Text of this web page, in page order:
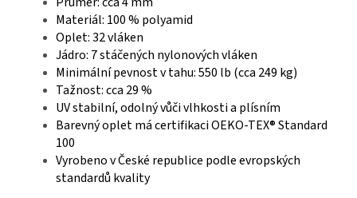
Materiál: 100 % polyamid
Oplet: 32 vláken
Jádro: 7 stáčených nylonových vláken
Minimální pevnost v tahu: 550 lb (cca 249 kg)
Tažnost: cca 29 %
UV stabilní, odolný vůči vlhkosti a plísním
Barevný oplet má certifikaci OEKO-TEX® Standard
100
Vyrobeno v České republice podle evropských
standardů kvality